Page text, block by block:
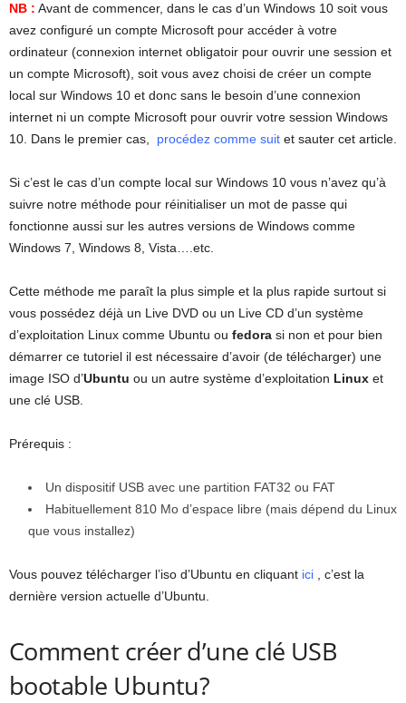
NB : Avant de commencer, dans le cas d’un Windows 10 soit vous
avez configuré un compte Microsoft pour accéder à votre
ordinateur (connexion internet obligatoir pour ouvrir une session et
un compte Microsoft), soit vous avez choisi de créer un compte
local sur Windows 10 et donc sans le besoin d’une connexion
internet ni un compte Microsoft pour ouvrir votre session Windows
10. Dans le premier cas, procédez comme suit et sauter cet article.
Si c’est le cas d’un compte local sur Windows 10 vous n’avez qu’à
suivre notre méthode pour réinitialiser un mot de passe qui
fonctionne aussi sur les autres versions de Windows comme
Windows 7, Windows 8, Vista….etc.
Cette méthode me paraît la plus simple et la plus rapide surtout si
vous possédez déjà un Live DVD ou un Live CD d’un système
d’exploitation Linux comme Ubuntu ou fedora si non et pour bien
démarrer ce tutoriel il est nécessaire d’avoir (de télécharger) une
image ISO d’Ubuntu ou un autre système d’exploitation Linux et
une clé USB.
Prérequis :
Un dispositif USB avec une partition FAT32 ou FAT
Habituellement 810 Mo d’espace libre (mais dépend du Linux
que vous installez)
Vous pouvez télécharger l’iso d’Ubuntu en cliquant ici , c’est la
dernière version actuelle d’Ubuntu.
Comment créer d’une clé USB
bootable Ubuntu?